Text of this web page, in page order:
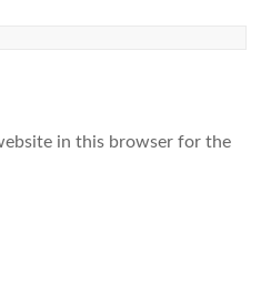
in this browser for the